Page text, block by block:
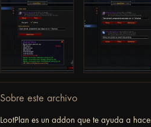
Sobre este archivo
LootPlan es un addon que te ayuda a